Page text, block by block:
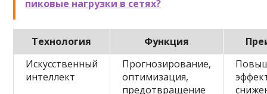
пиковые нагрузки в сетях?
Технология Функция
Искусственный
интеллект
Прогнозирование,
оптимизация,
предотвращение